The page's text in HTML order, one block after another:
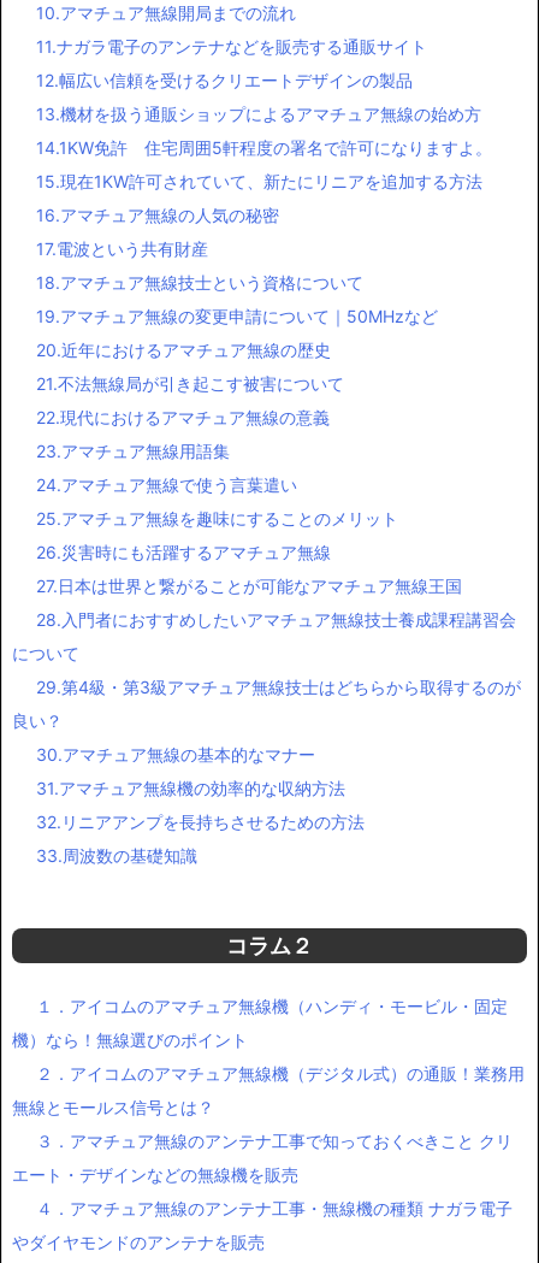
10.アマチュア無線開局までの流れ
11.ナガラ電子のアンテナなどを販売する通販サイト
12.幅広い信頼を受けるクリエートデザインの製品
13.機材を扱う通販ショップによるアマチュア無線の始め方
14.1KW免許 住宅周囲5軒程度の署名で許可になりますよ。
15.現在1KW許可されていて、新たにリニアを追加する方法
16.アマチュア無線の人気の秘密
17.電波という共有財産
18.アマチュア無線技士という資格について
19.アマチュア無線の変更申請について｜50MHzなど
20.近年におけるアマチュア無線の歴史
21.不法無線局が引き起こす被害について
22.現代におけるアマチュア無線の意義
23.アマチュア無線用語集
24.アマチュア無線で使う言葉遣い
25.アマチュア無線を趣味にすることのメリット
26.災害時にも活躍するアマチュア無線
27.日本は世界と繋がることが可能なアマチュア無線王国
28.入門者におすすめしたいアマチュア無線技士養成課程講習会
について
29.第4級・第3級アマチュア無線技士はどちらから取得するのが
良い？
30.アマチュア無線の基本的なマナー
31.アマチュア無線機の効率的な収納方法
32.リニアアンプを長持ちさせるための方法
33.周波数の基礎知識
コラム２
１．アイコムのアマチュア無線機（ハンディ・モービル・固定
機）なら！無線選びのポイント
２．アイコムのアマチュア無線機（デジタル式）の通販！業務用
無線とモールス信号とは？
３．アマチュア無線のアンテナ工事で知っておくべきこと クリ
エート・デザインなどの無線機を販売
４．アマチュア無線のアンテナ工事・無線機の種類 ナガラ電子
やダイヤモンドのアンテナを販売